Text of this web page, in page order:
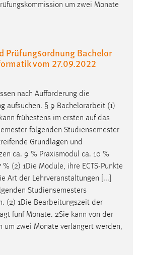
um zwei Monate
Prüfungsordnung Bachelor
vom 27.09.2022
nach Aufforderung die
aufsuchen. § 9 Bachelorarbeit (1)
kann frühestens im ersten auf das
folgenden Studiensemester
Grundlagen und
ca. 9 % Praxismodul ca. 10 %
% (2) 1Die Module, ihre ECTS-Punkte
Art der Lehrveranstaltungen [...]
Studiensemesters
(2) 1Die Bearbeitungszeit der
fünf Monate. 2Sie kann von der
um zwei Monate verlängert werden,